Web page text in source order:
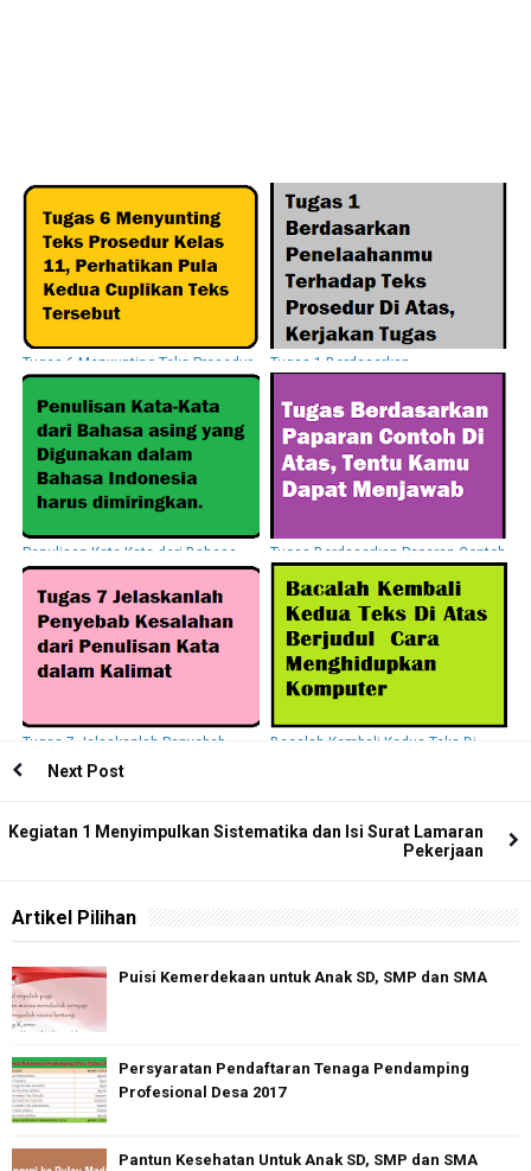
Tugas 6 Menyunting Teks Prosedur
Kelas 11, Perhatikan Pula Kedua
Tugas 1 Berdasarkan
Penelaahanmu Terhadap Teks
Penulisan Kata-Kata dari Bahasa
asing yang Digunakan Dalam
Dimiringkan
Tugas Berdasarkan Paparan Contoh
Di Atas, Tentu Kamu Dapat
Menjawab
Tugas 7 Jelaskanlah Penyebab
dalam Kalimat
Bacalah Kembali Kedua Teks Di
Next Post
Kegiatan 1 Menyimpulkan Sistematika dan Isi Surat Lamaran
Pekerjaan
Artikel Pilihan
Puisi Kemerdekaan untuk Anak SD, SMP dan SMA
Persyaratan Pendaftaran Tenaga Pendamping
Profesional Desa 2017
Pantun Kesehatan Untuk Anak SD, SMP dan SMA